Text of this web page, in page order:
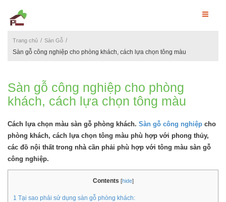
Trang chủ Sàn Gỗ
Sàn gỗ công nghiệp cho phòng khách, cách lựa chọn tông màu
Sàn gỗ công nghiệp cho phòng
khách, cách lựa chọn tông màu
Cách lựa chọn màu sàn gỗ phòng khách. Sàn gỗ công nghiệp cho
phòng khách, cách lựa chọn tông màu phù hợp với phong thủy,
các đồ nội thất trong nhà cần phải phù hợp với tông màu sàn gỗ
công nghiệp.
Contents [hide]
1 Tại sao phải sử dụng sàn gỗ phòng khách: